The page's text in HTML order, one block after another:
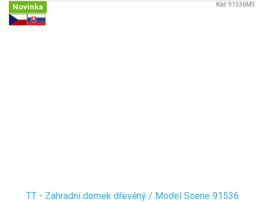
Novinka
TT - Zahradní domek dřevěný / Model Scene 91536
Kód:91536MS